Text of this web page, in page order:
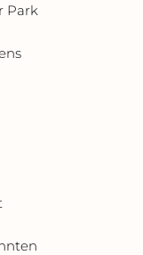
Park